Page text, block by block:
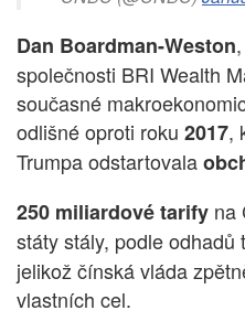
Dan Boardman-Weston
společnosti BRI Wealth
současné
odlišné oproti roku 2017,
Trumpa odstartovala
250 miliardové tarify na
státy stály, podle odhadů
jelikož čínská vláda
vlastních cel.